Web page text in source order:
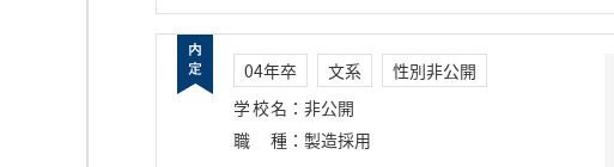
04年卒 文系
性別非公開
学校名 ： 非公開
職種 ： 製造採用